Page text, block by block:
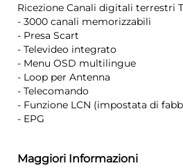
Ricezione Canali digitali terrestri
- 3000 canali memorizzabili
- Presa Scart
- Televideo integrato
- Menu OSD multilingue
- Loop per Antenna
- Telecomando
- Funzione LCN (impostata di
- EPG
Maggiori Informazioni